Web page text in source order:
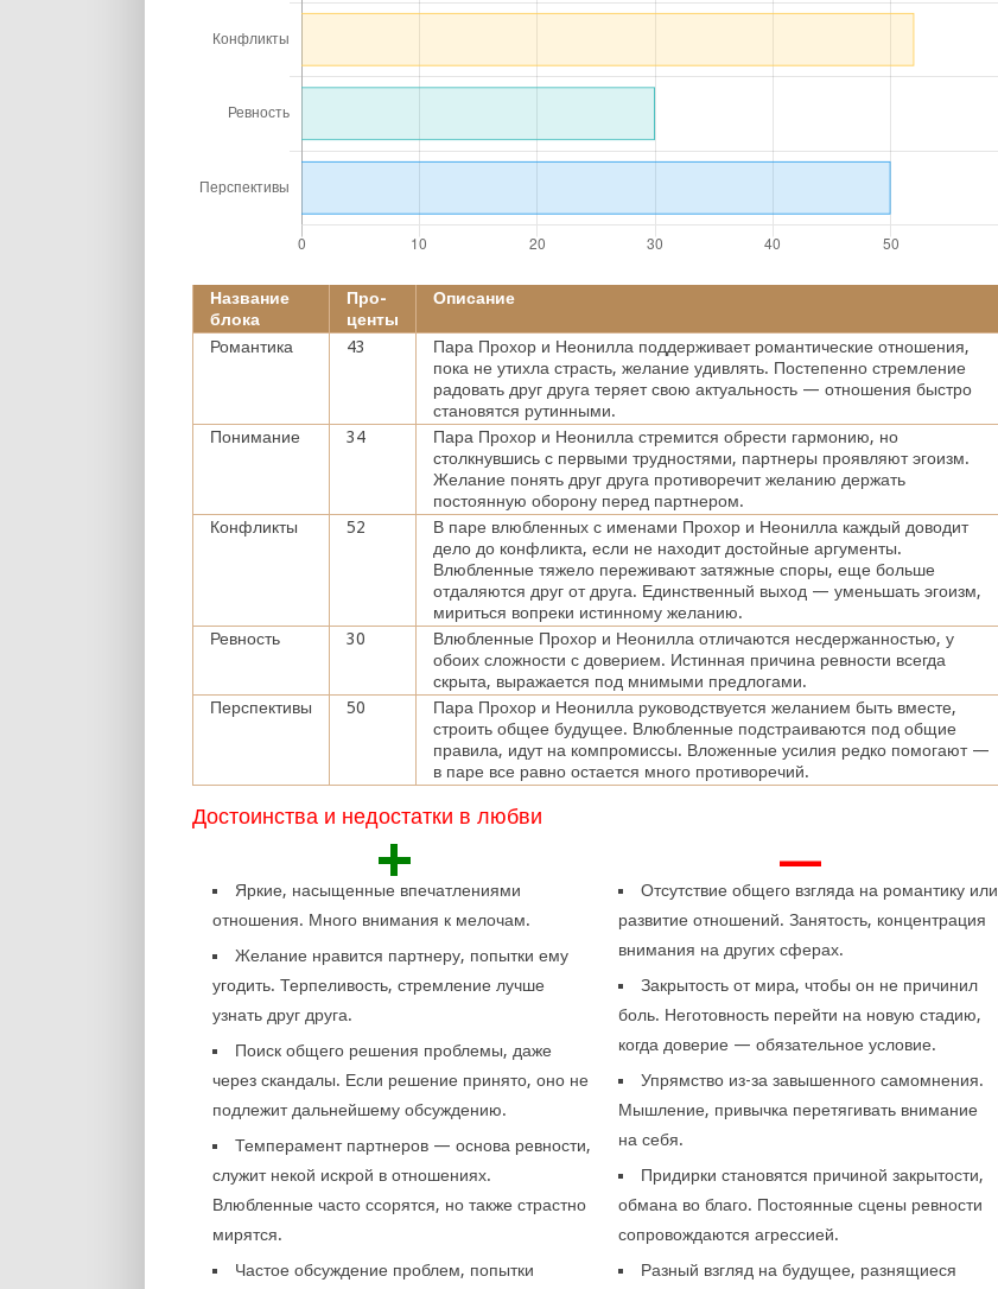
Название
блока
Про-
центы
Описание
Романтика 43
Пара Прохор и Неонилла поддерживает романтические отношения,
пока не утихла страсть, желание удивлять. Постепенно стремление
радовать друг друга теряет свою актуальность — отношения быстро
становятся рутинными.
Понимание
34
Пара Прохор и Неонилла стремится обрести гармонию, но
столкнувшись с первыми трудностями, партнеры проявляют эгоизм.
Желание понять друг друга противоречит желанию держать
постоянную оборону перед партнером.
Конфликты
52
В паре влюбленных с именами Прохор и Неонилла каждый доводит
дело до конфликта, если не находит достойные аргументы.
Влюбленные тяжело переживают затяжные споры, еще больше
отдаляются друг от друга. Единственный выход — уменьшать эгоизм,
мириться вопреки истинному желанию.
Ревность
30
Влюбленные Прохор и Неонилла отличаются несдержанностью, у
обоих сложности с доверием. Истинная причина ревности всегда
скрыта, выражается под мнимыми предлогами.
Перспективы
50
Пара Прохор и Неонилла руководствуется желанием быть вместе,
строить общее будущее. Влюбленные подстраиваются под общие
правила, идут на компромиссы. Вложенные усилия редко помогают —
в паре все равно остается много противоречий.
Достоинства и недостатки в любви
+
Яркие, насыщенные впечатлениями
отношения. Много внимания к мелочам.
Желание нравится партнеру, попытки ему
угодить. Терпеливость, стремление лучше
узнать друг друга.
Поиск общего решения проблемы, даже
через скандалы. Если решение принято, оно не
подлежит дальнейшему обсуждению.
Темперамент партнеров — основа ревности,
служит некой искрой в отношениях.
Влюбленные часто ссорятся, но также страстно
мирятся.
Частое обсуждение проблем, попытки
—
Отсутствие общего взгляда на романтику или
развитие отношений. Занятость, концентрация
внимания на других сферах.
Закрытость от мира, чтобы он не причинил
боль. Неготовность перейти на новую стадию,
когда доверие — обязательное условие.
Упрямство из-за завышенного самомнения.
Мышление, привычка перетягивать внимание
на себя.
Придирки становятся причиной закрытости,
обмана во благо. Постоянные сцены ревности
сопровождаются агрессией.
Разный взгляд на будущее, разнящиеся